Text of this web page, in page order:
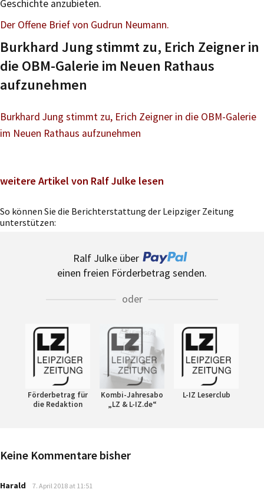
Geschichte anzubieten.
Der Offene Brief von Gudrun Neumann.
Burkhard Jung stimmt zu, Erich Zeigner in
die OBM-Galerie im Neuen Rathaus
aufzunehmen
Burkhard Jung stimmt zu, Erich Zeigner in die OBM-Galerie
im Neuen Rathaus aufzunehmen
weitere Artikel von Ralf Julke lesen
So können Sie die Berichterstattung der Leipziger Zeitung
unterstützen:
Ralf Julke über
einen freien Förderbetrag senden.
oder
Förderbetrag für
die Redaktion
Kombi-Jahresabo
„LZ & L-IZ.de“
L-IZ Leserclub
Keine Kommentare bisher
Harald says:
7. April 2018 at 11:51